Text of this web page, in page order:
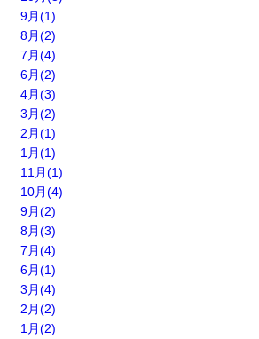
9月(1)
8月(2)
7月(4)
6月(2)
4月(3)
3月(2)
2月(1)
1月(1)
11月(1)
10月(4)
9月(2)
8月(3)
7月(4)
6月(1)
3月(4)
2月(2)
1月(2)